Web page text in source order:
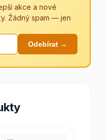
akce a nové
Žádný spam — jen
Odebírat →